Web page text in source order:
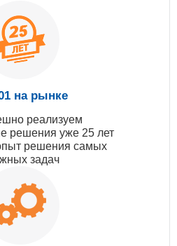
на рынке
реализуем
решения уже 25 лет
решения самых
задач